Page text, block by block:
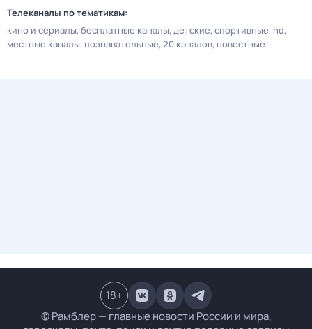
Телеканалы по тематикам:
кино и сериалы бесплатные каналы детские спортивные hd
местные каналы познавательные 20 каналов новостные
© Рамблер — главные новости России и мира,
18+